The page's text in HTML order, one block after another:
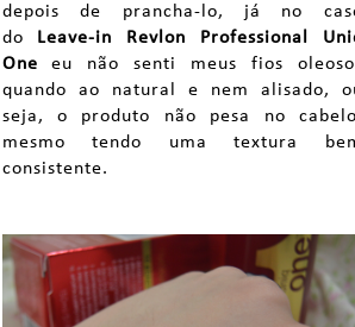
depois de prancha-lo, já no
do Leave-in Revlon Professional
One eu não senti meus fios
quando ao natural e nem alisado,
seja, o produto não pesa no
mesmo tendo uma textura
consistente.